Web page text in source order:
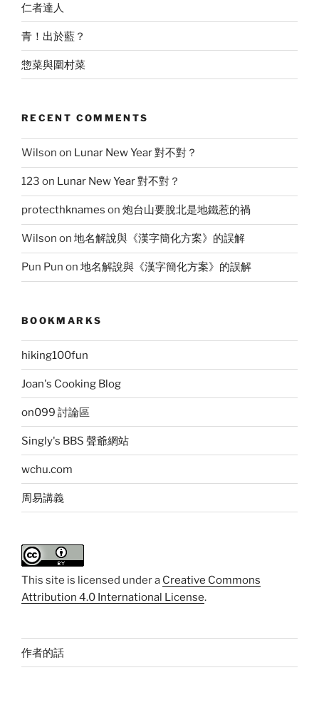
仁者達人
青！出於藍？
惣菜與圍村菜
RECENT COMMENTS
Wilson on Lunar New Year 對不對？
123 on Lunar New Year 對不對？
protecthknames on 炮台山要脫北是地鐵惹的禍
Wilson on 地名解說與《漢字簡化方案》的誤解
Pun Pun on 地名解說與《漢字簡化方案》的誤解
BOOKMARKS
hiking100fun
Joan's Cooking Blog
on099 討論區
Singly's BBS 聲爺網站
wchu.com
周易講義
This site is licensed under a Creative Commons
Attribution 4.0 International License.
作者的話